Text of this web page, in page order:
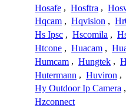
Hosafe , Hosftra ,
Hqcam , Hqvision ,
Hs Ipsc , Hscomila ,
Htcone , Huacam ,
Humcam , Hungtek ,
Hutermann , Huviron ,
Hy Outdoor Ip Camera ,
Hzconnect